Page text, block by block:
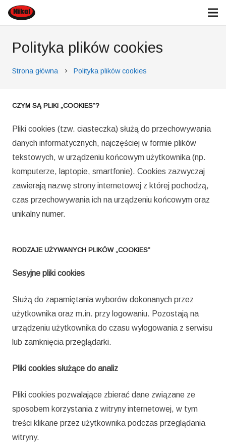
Polityka plików cookies
Strona główna chevron_right Polityka plików cookies
CZYM SĄ PLIKI „COOKIES”?
Pliki cookies (tzw. ciasteczka) służą do przechowywania
danych informatycznych, najczęściej w formie plików
tekstowych, w urządzeniu końcowym użytkownika (np.
komputerze, laptopie, smartfonie). Cookies zazwyczaj
zawierają nazwę strony internetowej z której pochodzą,
czas przechowywania ich na urządzeniu końcowym oraz
unikalny numer.
RODZAJE UŻYWANYCH PLIKÓW „COOKIES”
Sesyjne pliki cookies
Służą do zapamiętania wyborów dokonanych przez
użytkownika oraz m.in. przy logowaniu. Pozostają na
urządzeniu użytkownika do czasu wylogowania z serwisu
lub zamknięcia przeglądarki.
Pliki cookies służące do analiz
Pliki cookies pozwalające zbierać dane związane ze
sposobem korzystania z witryny internetowej, w tym
treści klikane przez użytkownika podczas przeglądania
witryny.